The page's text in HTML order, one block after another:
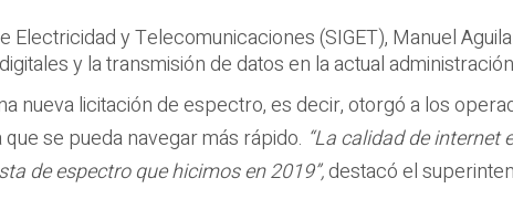
Electricidad y Telecomunicaciones (SIGET), Manuel
y la transmisión de datos en la actual
nueva licitación de espectro, es decir, otorgó a los
se pueda navegar más rápido. “La calidad de internet
de espectro que hicimos en 2019”,destacó el